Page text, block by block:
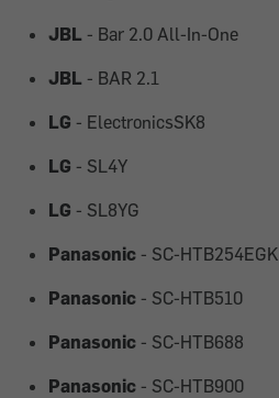
JBL - Bar 2.0 All-In-One
JBL - BAR 2.1
LG - ElectronicsSK8
LG - SL4Y
LG - SL8YG
Panasonic - SC-HTB254EGK
Panasonic - SC-HTB510
Panasonic - SC-HTB688
Panasonic - SC-HTB900